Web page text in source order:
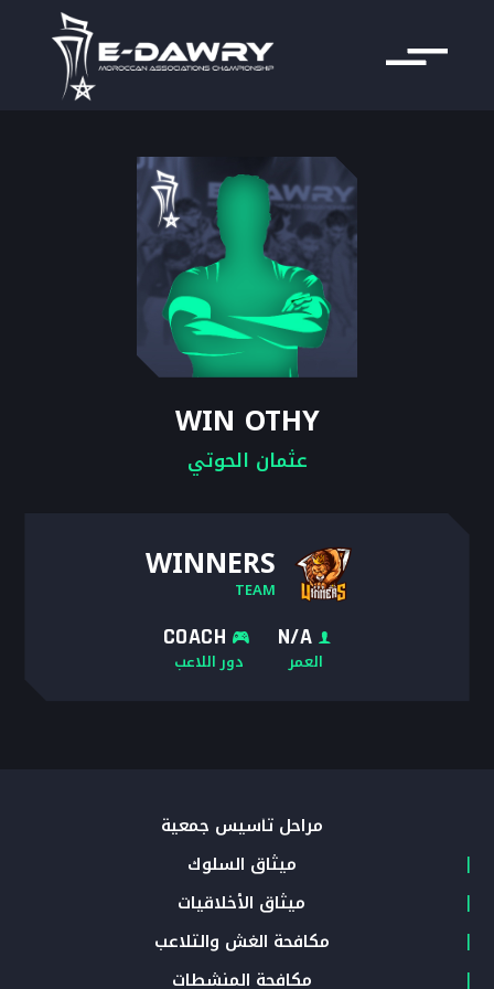
WIN OTHY
عثمان الحوتي
WINNERS
TEAM
N/A
العمر
COACH
دور اللاعب
مراحل تأسيس جمعية
ميثاق السلوك
ميثاق الأخلاقيات
مكافحة الغش والتلاعب
مكافحة المنشطات